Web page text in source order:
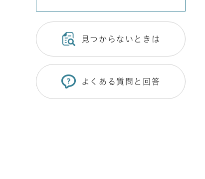
見つからないときは
よくある質問と回答